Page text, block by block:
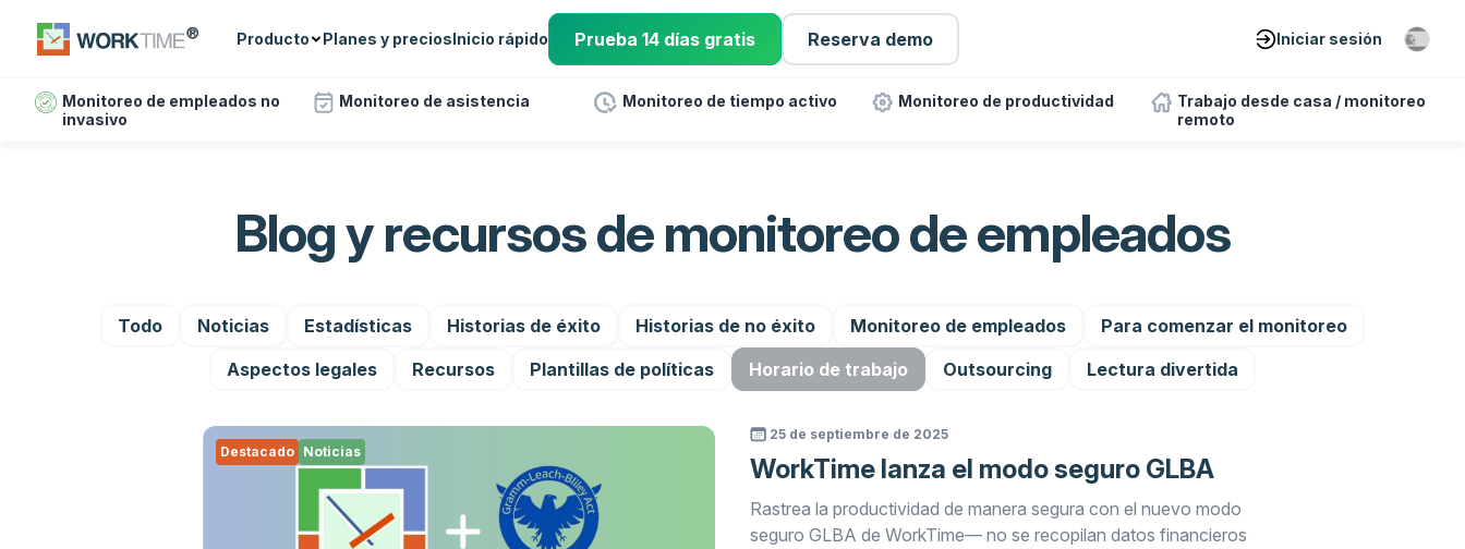
Producto Planes y preciosInicio rápido Prueba 14 días gratis Reserva demo Iniciar sesión
Monitoreo de empleados no
invasivo
Monitoreo de asistencia Monitoreo de tiempo activo Monitoreo de productividad
Trabajo desde casa / monitoreo
remoto
Blog y recursos de monitoreo de empleados
Todo Noticias Estadísticas Historias de éxito Historias de no éxito Monitoreo de empleados
Para comenzar el monitoreo
Aspectos legales
Recursos Plantillas de políticas Horario de trabajo Outsourcing Lectura divertida
25 de septiembre de 2025
WorkTime lanza el modo seguro GLBA
Rastrea la productividad de manera segura con el nuevo modo
seguro GLBA de WorkTime— no se recopilan datos financieros
Destacado Noticias